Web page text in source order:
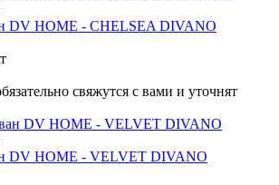
DV HOME - CHELSEA DIVANO
свяжутся с вами и уточнят
DV HOME - VELVET DIVANO